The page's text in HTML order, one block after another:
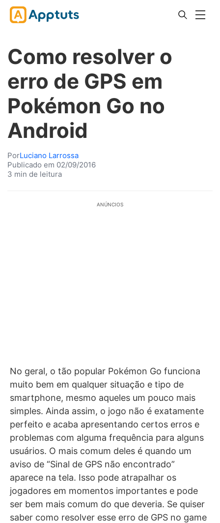
Como resolver o
erro de GPS em
Pokémon Go no
Android
PorLuciano Larrossa
Publicado em 02/09/2016
3 min de leitura
ANÚNCIOS
No geral, o tão popular Pokémon Go funciona
muito bem em qualquer situação e tipo de
smartphone, mesmo aqueles um pouco mais
simples. Ainda assim, o jogo não é exatamente
perfeito e acaba apresentando certos erros e
problemas com alguma frequência para alguns
usuários. O mais comum deles é quando um
aviso de “Sinal de GPS não encontrado”
aparece na tela. Isso pode atrapalhar os
jogadores em momentos importantes e pode
ser bem mais comum do que deveria. Se quiser
saber como resolver esse erro de GPS no game